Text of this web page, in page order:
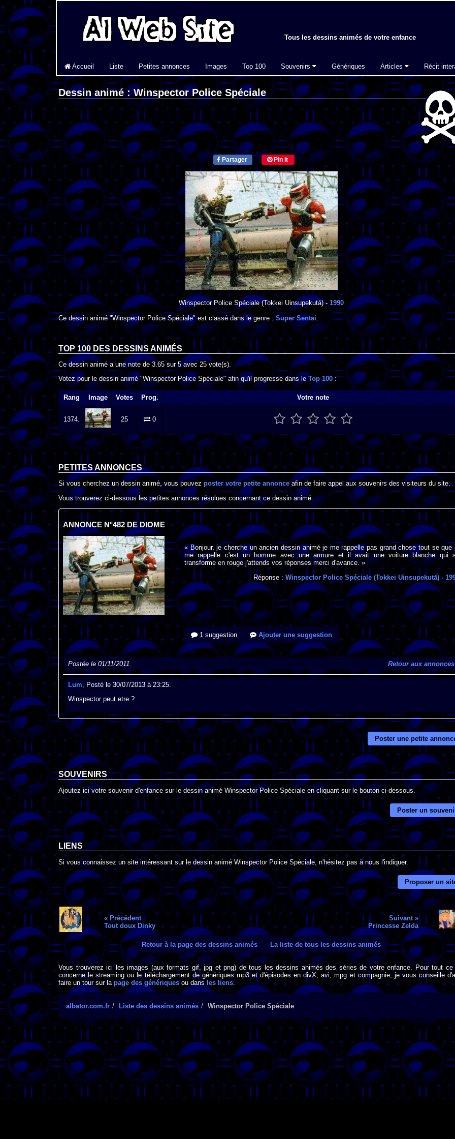
Tous les dessins animés de votre enfance
Accueil Liste Petites annonces Images Top 100 Souvenirs Génériques Articles Récit
Dessin animé : Winspector Police Spéciale
Partager Pin it
Winspector Police Spéciale(Tokkei Uinsupekutā) -1990
Ce dessin animé "Winspector Police Spéciale" est classé dans le genre : Super Sentai.
TOP 100 DES DESSINS ANIMÉS
Ce dessin animé a une note de 3.65 sur 5 avec 25 vote(s).
Votez pour le dessin animé "Winspector Police Spéciale" afin qu'il progresse dans leTop 100:
Rang Image Votes Prog. Votre note
1374. 25 0
PETITES ANNONCES
Si vous cherchez un dessin animé, vous pouvez poster votre petite annonceafin de faire appel aux souvenirs des visiteurs du site.
Vous trouverez ci-dessous les petites annonces résolues concernant ce dessin animé.
ANNONCE N°482 DE DIOME
« Bonjour, je cherche un ancien dessin animé je me rappelle pas grand chose tout se que
me rappelle c'est un homme avec une armure et il avait une voiture blanche qui
transforme en rouge j'attends vos réponses merci d'avance. »
Réponse :Winspector Police Spéciale (Tokkei Uinsupekutā) -
1 suggestion Ajouter une suggestion
Postée le 01/11/2011. Retour aux annonces
Lum , Posté le 30/07/2013 à 23:25.
Winspector peut etre ?
Poster une petite
SOUVENIRS
Ajoutez ici votre souvenir d'enfance sur le dessin animé Winspector Police Spéciale en cliquant sur le bouton ci-dessous.
Poster un
LIENS
Si vous connaissez un site intéressant sur le dessin animé Winspector Police Spéciale, n'hésitez pas à nous l'indiquer.
Proposer un
« Précédent
Tout doux Dinky
Suivant »
Princesse Zelda
Retour à la page des dessins animés La liste de tous les dessins animés
Vous trouverez ici les images (aux formats gif, jpg et png) de tous les dessins animés des séries de votre enfance. Pour tout ce
concerne le streaming ou le téléchargement de génériques mp3 et d'épisodes en divX, avi, mpg et compagnie, je vous conseille
faire un tour sur lapage des génériques ou dans les liens.
albator.com.fr Liste des dessins animés Winspector Police Spéciale